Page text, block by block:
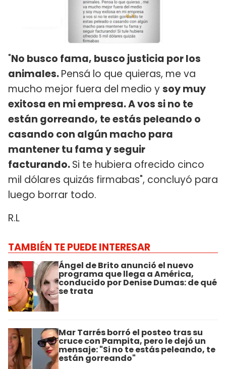
"No busco fama, busco justicia por los
animales.Pensá lo que quieras, me va
mucho mejor fuera del medio ysoy muy
exitosa en mi empresa. A vos si no te
están gorreando, te estás peleando o
casando con algún macho para
mantener tu fama y seguir
facturando.Si te hubiera ofrecido cinco
mil dólares quizás firmabas", concluyó para
luego borrar todo.
R.L
TAMBIÉN TE PUEDE INTERESAR
Ángel de Brito anunció el nuevo
programa que llega a América,
conducido por Denise Dumas: de qué
se trata
Mar Tarrés borró el posteo tras su
cruce con Pampita, pero le dejó un
mensaje: "Si no te estás peleando, te
están gorreando"